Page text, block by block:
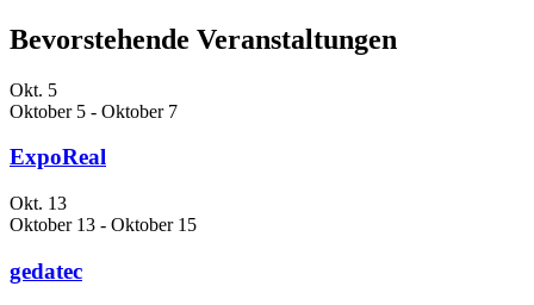
Bevorstehende Veranstaltungen
Okt. 5
Oktober 5 - Oktober 7
ExpoReal
Okt. 13
Oktober 13 - Oktober 15
gedatec